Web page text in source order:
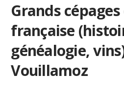
Grands
française
généalogie,
Vouillamoz